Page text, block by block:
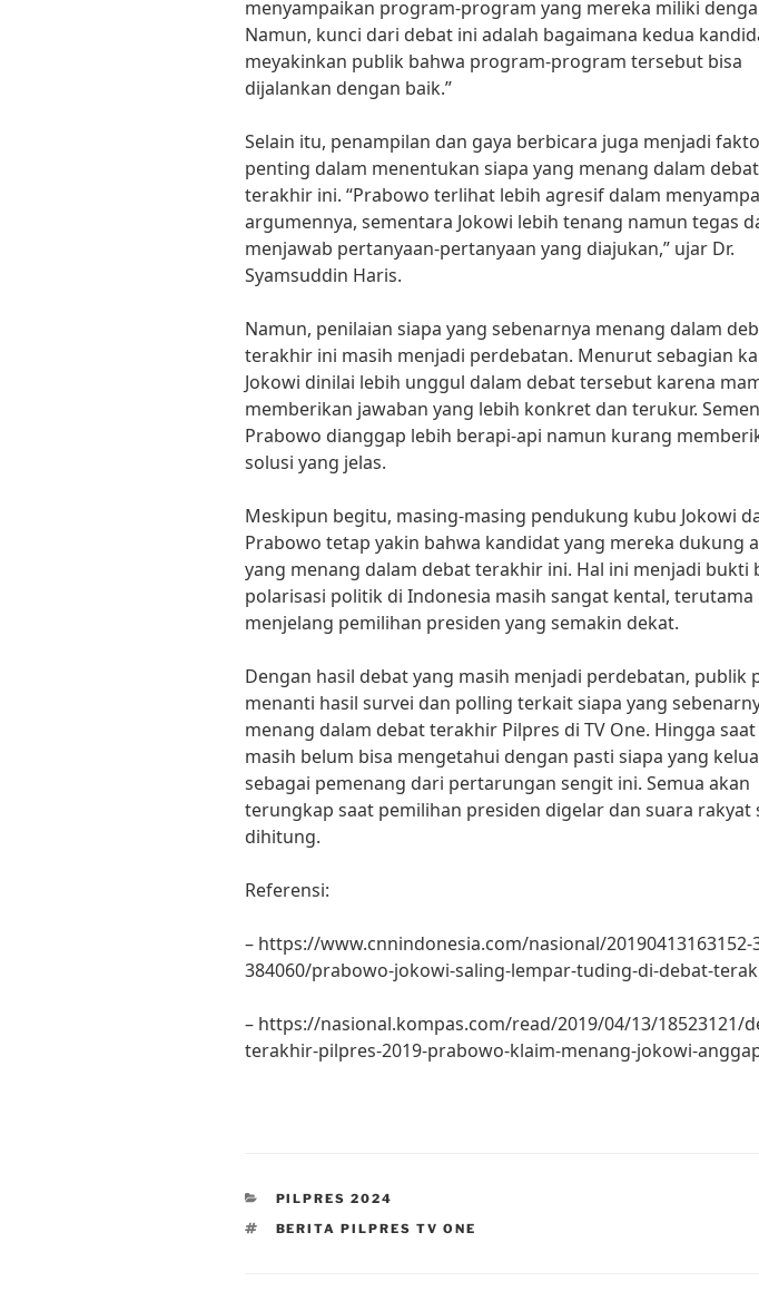
menyampaikan program-program yang mereka miliki
Namun, kunci dari debat ini adalah bagaimana kedua
meyakinkan publik bahwa program-program tersebut bisa
dijalankan dengan baik.”
Selain itu, penampilan dan gaya berbicara juga menjadi
penting dalam menentukan siapa yang menang dalam debat
terakhir ini. “Prabowo terlihat lebih agresif dalam
argumennya, sementara Jokowi lebih tenang namun tegas
menjawab pertanyaan-pertanyaan yang diajukan,” ujar Dr.
Syamsuddin Haris.
Namun, penilaian siapa yang sebenarnya menang dalam
terakhir ini masih menjadi perdebatan. Menurut sebagian
Jokowi dinilai lebih unggul dalam debat tersebut karena
memberikan jawaban yang lebih konkret dan terukur.
Prabowo dianggap lebih berapi-api namun kurang
solusi yang jelas.
Meskipun begitu, masing-masing pendukung kubu Jokowi
Prabowo tetap yakin bahwa kandidat yang mereka dukung
yang menang dalam debat terakhir ini. Hal ini menjadi bukti
polarisasi politik di Indonesia masih sangat kental, terutama
menjelang pemilihan presiden yang semakin dekat.
Dengan hasil debat yang masih menjadi perdebatan, publik
menanti hasil survei dan polling terkait siapa yang
menang dalam debat terakhir Pilpres di TV One. Hingga
masih belum bisa mengetahui dengan pasti siapa yang
sebagai pemenang dari pertarungan sengit ini. Semua akan
terungkap saat pemilihan presiden digelar dan suara rakyat
dihitung.
Referensi:
– https://www.cnnindonesia.com/nasional/20190413163152-
384060/prabowo-jokowi-saling-lempar-tuding-di-debat-
– https://nasional.kompas.com/read/2019/04/13/18523121/
terakhir-pilpres-2019-prabowo-klaim-menang-jokowi-
CATEGORIES
PILPRES 2024
TAGS
BERITA PILPRES TV ONE